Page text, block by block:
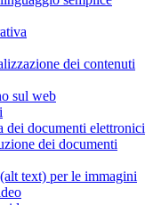
dei contenuti
sul web
dei documenti elettronici
dei documenti
text) per le immagini